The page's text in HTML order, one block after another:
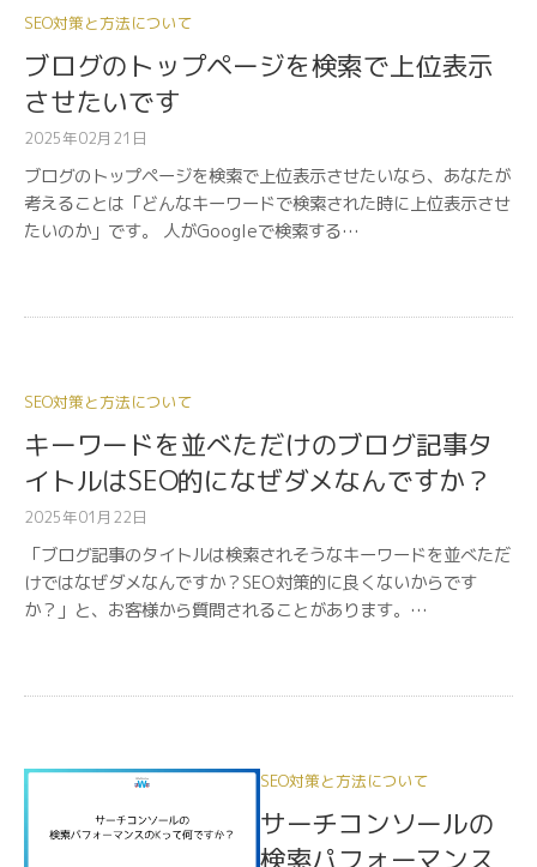
SEO対策と方法について
ブログのトップページを検索で上位表示
させたいです
2025年02月21日
ブログのトップページを検索で上位表示させたいなら、あなたが
考えることは「どんなキーワードで検索された時に上位表示させ
たいのか」です。 人がGoogleで検索する…
SEO対策と方法について
キーワードを並べただけのブログ記事タ
イトルはSEO的になぜダメなんですか？
2025年01月22日
「ブログ記事のタイトルは検索されそうなキーワードを並べただ
けではなぜダメなんですか？SEO対策的に良くないからです
か？」と、お客様から質問されることがあります。…
SEO対策と方法について
サーチコンソールの
検索パフォーマンス